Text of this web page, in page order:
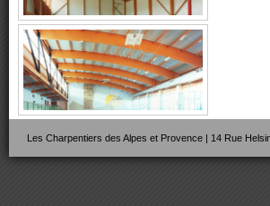
Les Charpentiers des Alpes et Provence | 14 Rue